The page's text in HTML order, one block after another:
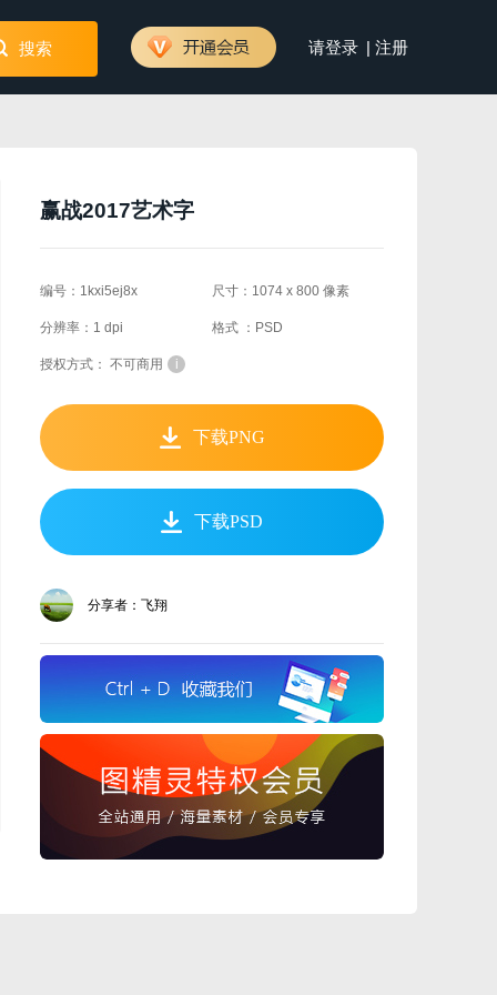
搜索 请登录 | 注册
赢战2017艺术字
编号：1kxi5ej8x 尺寸：1074 x 800 像素
分辨率：1 dpi 格式 ：PSD
授权方式： 不可商用 i
下载PNG
下载PSD
分享者：飞翔